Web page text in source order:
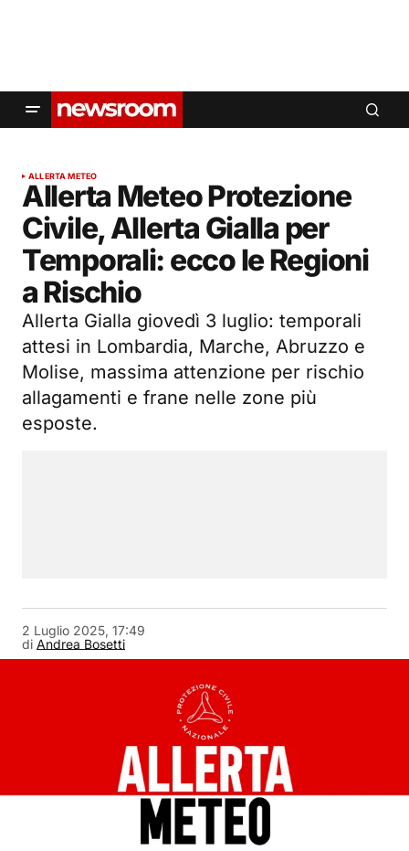
ALLERTA METEO
Allerta Meteo Protezione
Civile, Allerta Gialla per
Temporali: ecco le Regioni
a Rischio
Allerta Gialla giovedì 3 luglio: temporali
attesi in Lombardia, Marche, Abruzzo e
Molise, massima attenzione per rischio
allagamenti e frane nelle zone più
esposte.
di Andrea Bosetti
2 Luglio 2025, 17:49